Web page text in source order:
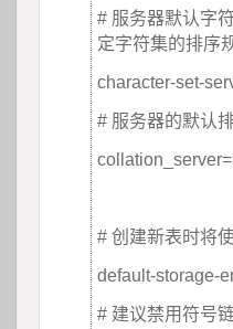
# 服务器默认字
定字符集的排序
character-set-
# 服务器的默认
# 创建新表时将
default-storage-
# 建议禁用符号